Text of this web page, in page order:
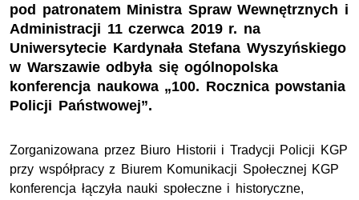
pod patronatem Ministra Spraw Wewnętrznych i
Administracji 11 czerwca 2019 r. na
Uniwersytecie Kardynała Stefana Wyszyńskiego
w Warszawie odbyła się ogólnopolska
konferencja naukowa „100. Rocznica powstania
Policji Państwowej”.
Zorganizowana przez Biuro Historii i Tradycji Policji KGP
przy współpracy z Biurem Komunikacji Społecznej KGP
konferencja łączyła nauki społeczne i historyczne,